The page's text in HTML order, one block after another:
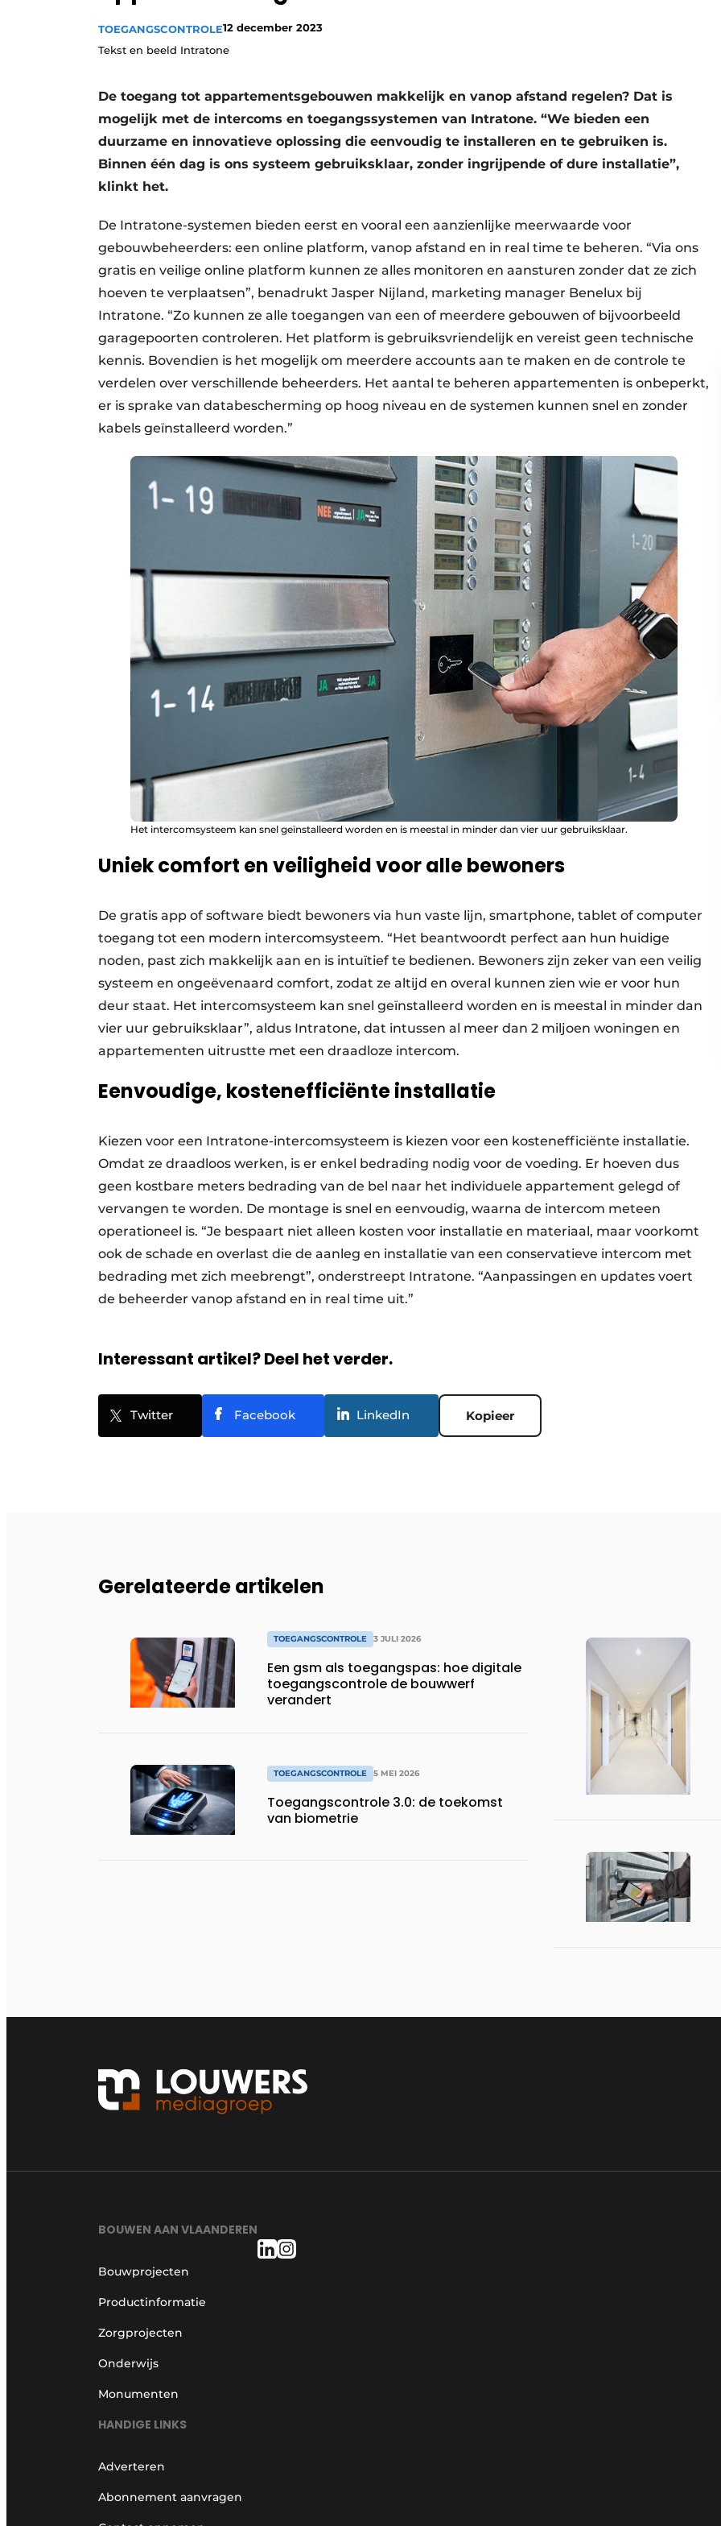
Vacatures
Aanmelden
Bedrijven
Contact
TOEGANGSCONTROLE12 december 2023
Tekst en beeld Intratone
De toegang tot appartementsgebouwen makkelijk en vanop afstand regelen? Dat is
mogelijk met de intercoms en toegangssystemen van Intratone. “We bieden een
duurzame en innovatieve oplossing die eenvoudig te installeren en te gebruiken is.
Binnen één dag is ons systeem gebruiksklaar, zonder ingrijpende of dure installatie”,
klinkt het.
De Intratone-systemen bieden eerst en vooral een aanzienlijke meerwaarde voor
gebouwbeheerders: een online platform, vanop afstand en in real time te beheren. “Via ons
gratis en veilige online platform kunnen ze alles monitoren en aansturen zonder dat ze zich
hoeven te verplaatsen”, benadrukt Jasper Nijland, marketing manager Benelux bij
Intratone. “Zo kunnen ze alle toegangen van een of meerdere gebouwen of bijvoorbeeld
garagepoorten controleren. Het platform is gebruiksvriendelijk en vereist geen technische
kennis. Bovendien is het mogelijk om meerdere accounts aan te maken en de controle te
verdelen over verschillende beheerders. Het aantal te beheren appartementen is onbeperkt,
er is sprake van databescherming op hoog niveau en de systemen kunnen snel en zonder
kabels geïnstalleerd worden.”
Het intercomsysteem kan snel geïnstalleerd worden en is meestal in minder dan vier uur gebruiksklaar.
Uniek comfort en veiligheid voor alle bewoners
De gratis app of software biedt bewoners via hun vaste lijn, smartphone, tablet of computer
toegang tot een modern intercomsysteem. “Het beantwoordt perfect aan hun huidige
noden, past zich makkelijk aan en is intuïtief te bedienen. Bewoners zijn zeker van een veilig
systeem en ongeëvenaard comfort, zodat ze altijd en overal kunnen zien wie er voor hun
deur staat. Het intercomsysteem kan snel geïnstalleerd worden en is meestal in minder dan
vier uur gebruiksklaar”, aldus Intratone, dat intussen al meer dan 2 miljoen woningen en
appartementen uitrustte met een draadloze intercom.
Eenvoudige, kostenefficiënte installatie
Kiezen voor een Intratone-intercomsysteem is kiezen voor een kostenefficiënte installatie.
Omdat ze draadloos werken, is er enkel bedrading nodig voor de voeding. Er hoeven dus
geen kostbare meters bedrading van de bel naar het individuele appartement gelegd of
vervangen te worden. De montage is snel en eenvoudig, waarna de intercom meteen
operationeel is. “Je bespaart niet alleen kosten voor installatie en materiaal, maar voorkomt
ook de schade en overlast die de aanleg en installatie van een conservatieve intercom met
bedrading met zich meebrengt”, onderstreept Intratone. “Aanpassingen en updates voert
de beheerder vanop afstand en in real time uit.”
Interessant artikel? Deel het verder.
Twitter Facebook LinkedIn Kopieer
Gerelateerde artikelen
TOEGANGSCONTROLE 3 JULI 2026
Een gsm als toegangspas: hoe digitale
toegangscontrole de bouwwerf
verandert
TOEGANGSCONTROLE 5 MEI 2026
Toegangscontrole 3.0: de toekomst
van biometrie
BOUWEN AAN VLAANDEREN
Bouwprojecten
Productinformatie
Zorgprojecten
Onderwijs
Monumenten
HANDIGE LINKS
Adverteren
Abonnement aanvragen